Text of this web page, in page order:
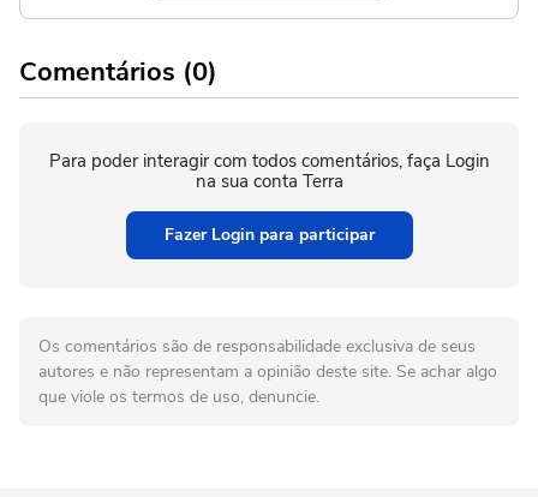
Comentários (0)
Para poder interagir com todos comentários, faça Login
na sua conta Terra
Fazer Login para participar
Os comentários são de responsabilidade exclusiva de seus
autores e não representam a opinião deste site. Se achar algo
que viole os termos de uso, denuncie.